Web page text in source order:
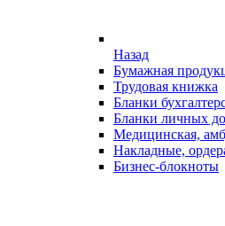
Назад
Бумажная
Трудовая книжка
Бланки
Бланки личных
Медицинская,
Накладные,
Бизнес-блокноты